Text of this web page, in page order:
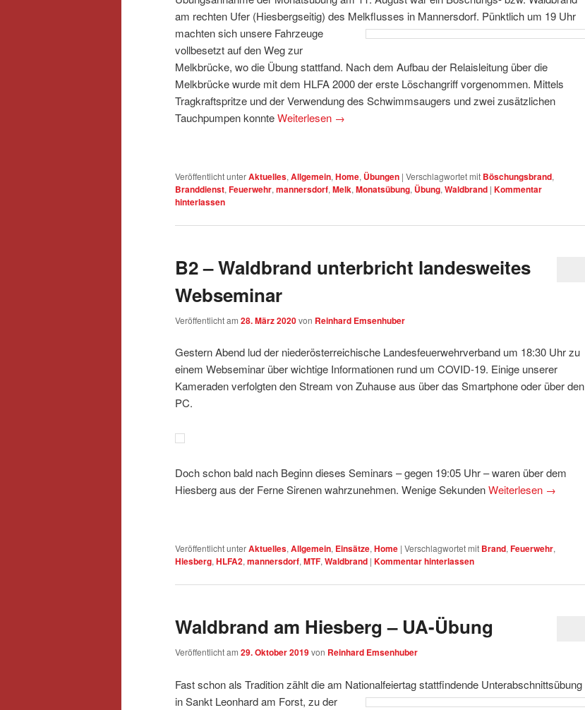
am rechten Ufer (Hiesbergseitig) des Melkflusses in Mannersdorf. Pünktlich um 19 Uhr
machten sich unsere Fahrzeuge
vollbesetzt auf den Weg zur
Melkbrücke, wo die Übung stattfand. Nach dem Aufbau der Relaisleitung über die
Melkbrücke wurde mit dem HLFA 2000 der erste Löschangriff vorgenommen. Mittels
Tragkraftspritze und der Verwendung des Schwimmsaugers und zwei zusätzlichen
Tauchpumpen konnteWeiterlesen →
Veröffentlicht unterAktuelles, Allgemein, Home, Übungen | Verschlagwortet mit Böschungsbrand,
Branddienst, Feuerwehr, mannersdorf, Melk, Monatsübung, Übung, Waldbrand | Kommentar
hinterlassen
B2 – Waldbrand unterbricht landesweites
Webseminar
Veröffentlicht am 28. März 2020von Reinhard Emsenhuber
Gestern Abend lud der niederösterreichische Landesfeuerwehrverband um 18:30 Uhr zu
einem Webseminar über wichtige Informationen rund um COVID-19. Einige unserer
Kameraden verfolgten den Stream von Zuhause aus über das Smartphone oder über den
PC.
Doch schon bald nach Beginn dieses Seminars –gegen 19:05 Uhr–waren über dem
Hiesberg aus der Ferne Sirenen wahrzunehmen. Wenige SekundenWeiterlesen →
Veröffentlicht unterAktuelles, Allgemein, Einsätze, Home | Verschlagwortet mit Brand, Feuerwehr,
Hiesberg, HLFA2, mannersdorf, MTF, Waldbrand | Kommentar hinterlassen
Waldbrand am Hiesberg – UA-Übung
Veröffentlicht am 29. Oktober 2019von Reinhard Emsenhuber
Fast schon als Tradition zählt die am Nationalfeiertag stattfindende Unterabschnittsübung
in Sankt Leonhard am Forst, zu der